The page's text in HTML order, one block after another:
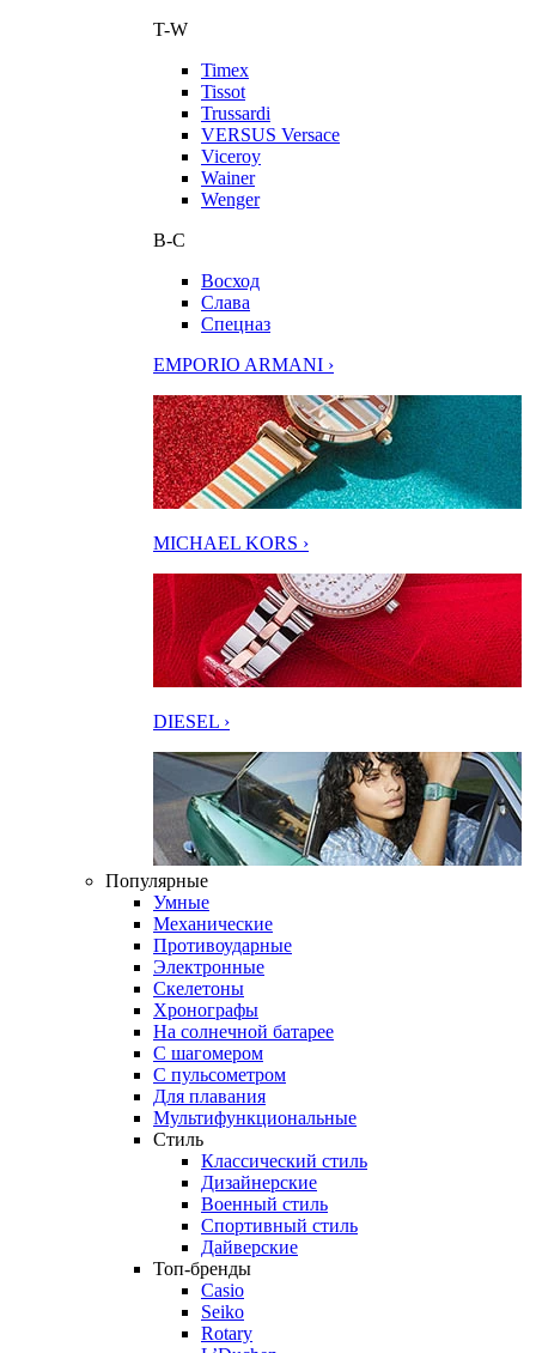
T-W
Timex
Tissot
Trussardi
VERSUS Versace
Viceroy
Wainer
Wenger
В-С
Восход
Слава
Спецназ
EMPORIO ARMANI ›
MICHAEL KORS ›
DIESEL ›
Популярные
Умные
Механические
Противоударные
Электронные
Скелетоны
Хронографы
На солнечной батарее
С шагомером
С пульсометром
Для плавания
Мультифункциональные
Стиль
Классический стиль
Дизайнерские
Военный стиль
Спортивный стиль
Дайверские
Топ-бренды
Casio
Seiko
Rotary